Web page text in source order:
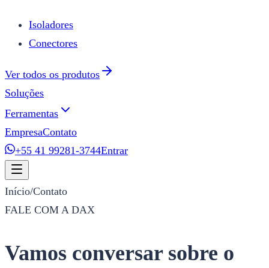
Isoladores
Conectores
Ver todos os produtos
Soluções
Ferramentas
EmpresaContato
+55 41 99281-3744Entrar
Início/Contato
FALE COM A DAX
Vamos conversar sobre o